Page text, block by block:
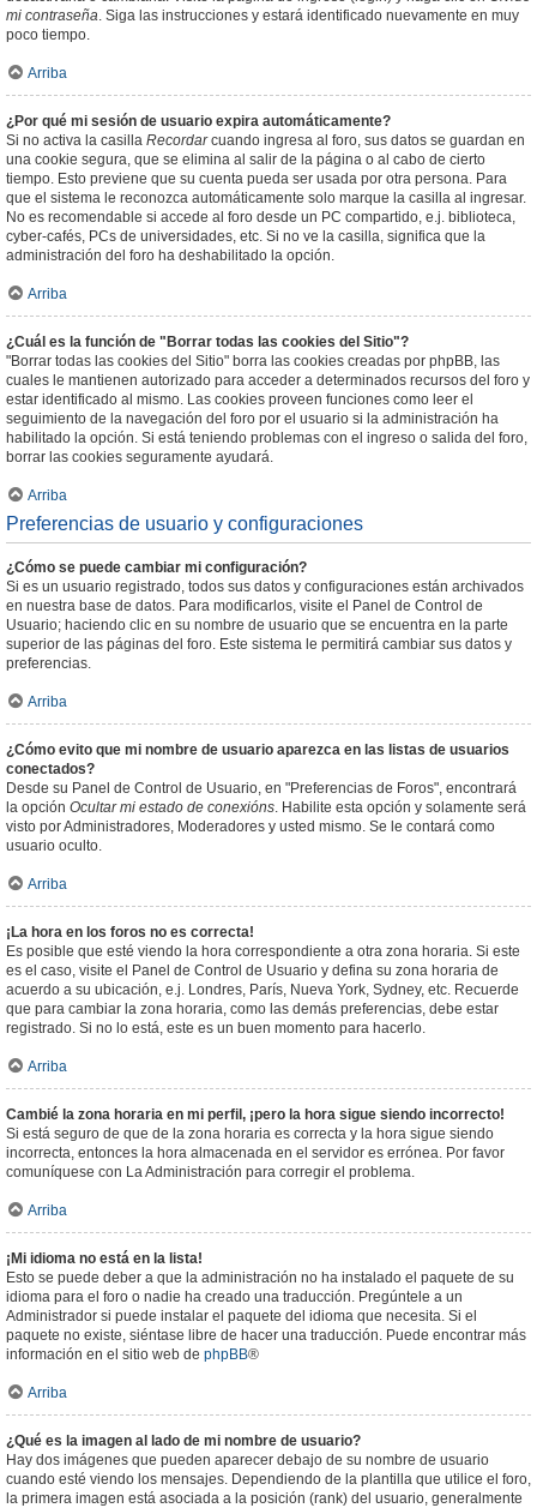
mi contraseña. Siga las instrucciones y estará identificado nuevamente en muy
poco tiempo.
Arriba
¿Por qué mi sesión de usuario expira automáticamente?
Si no activa la casilla Recordarcuando ingresa al foro, sus datos se guardan en
una cookie segura, que se elimina al salir de la página o al cabo de cierto
tiempo. Esto previene que su cuenta pueda ser usada por otra persona. Para
que el sistema le reconozca automáticamente solo marque la casilla al ingresar.
No es recomendable si accede al foro desde un PC compartido, e.j. biblioteca,
cyber-cafés, PCs de universidades, etc. Si no ve la casilla, significa que la
administración del foro ha deshabilitado la opción.
Arriba
¿Cuál es la función de "Borrar todas las cookies del Sitio"?
"Borrar todas las cookies del Sitio" borra las cookies creadas por phpBB, las
cuales le mantienen autorizado para acceder a determinados recursos del foro y
estar identificado al mismo. Las cookies proveen funciones como leer el
seguimiento de la navegación del foro por el usuario si la administración ha
habilitado la opción. Si está teniendo problemas con el ingreso o salida del foro,
borrar las cookies seguramente ayudará.
Arriba
Preferencias de usuario y configuraciones
¿Cómo se puede cambiar mi configuración?
Si es un usuario registrado, todos sus datos y configuraciones están archivados
en nuestra base de datos. Para modificarlos, visite el Panel de Control de
Usuario; haciendo clic en su nombre de usuario que se encuentra en la parte
superior de las páginas del foro. Este sistema le permitirá cambiar sus datos y
preferencias.
Arriba
¿Cómo evito que mi nombre de usuario aparezca en las listas de usuarios
conectados?
Desde su Panel de Control de Usuario, en "Preferencias de Foros", encontrará
la opción Ocultar mi estado de conexións. Habilite esta opción y solamente será
visto por Administradores, Moderadores y usted mismo. Se le contará como
usuario oculto.
Arriba
¡La hora en los foros no es correcta!
Es posible que esté viendo la hora correspondiente a otra zona horaria. Si este
es el caso, visite el Panel de Control de Usuario y defina su zona horaria de
acuerdo a su ubicación, e.j. Londres, París, Nueva York, Sydney, etc. Recuerde
que para cambiar la zona horaria, como las demás preferencias, debe estar
registrado. Si no lo está, este es un buen momento para hacerlo.
Arriba
Cambié la zona horaria en mi perfil, ¡pero la hora sigue siendo incorrecto!
Si está seguro de que de la zona horaria es correcta y la hora sigue siendo
incorrecta, entonces la hora almacenada en el servidor es errónea. Por favor
comuníquese con La Administración para corregir el problema.
Arriba
¡Mi idioma no está en la lista!
Esto se puede deber a que la administración no ha instalado el paquete de su
idioma para el foro o nadie ha creado una traducción. Pregúntele a un
Administrador si puede instalar el paquete del idioma que necesita. Si el
paquete no existe, siéntase libre de hacer una traducción. Puede encontrar más
información en el sitio web de phpBB®
Arriba
¿Qué es la imagen al lado de mi nombre de usuario?
Hay dos imágenes que pueden aparecer debajo de su nombre de usuario
cuando esté viendo los mensajes. Dependiendo de la plantilla que utilice el foro,
la primera imagen está asociada a la posición (rank) del usuario, generalmente